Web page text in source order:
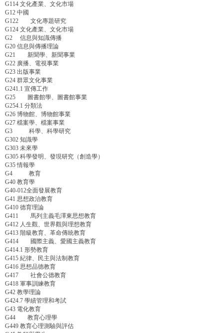
G114 文化產業、文化市場
G12 中國
G122 文化專題研究
G124 文化產業、文化市場
G2 信息與知識傳播
G20 信息與傳播理論
G21 新聞學、新聞事業
G22 廣播、電視事業
G23 出版事業
G24 群眾文化事業
G241.1 宣傳工作
G25 圖書館學、圖書館事業
G254.1 分類法
G26 博物館、博物館事業
G27 檔案學、檔案事業
G3 科學、科學研究
G302 知識學
G303 未來學
G305 科學發明、發現研究（創造學）
G35 情報學
G4 教育
G40 教育學
G40-012全面發展教育
G41 思想政治教育
G410 德育理論
G411 馬列主義毛澤東思想教育
G412 人生觀、世界觀與理想教育
G413 階級教育、革命傳統教育
G414 國際主義、愛國主義教育
G414.1 形勢教育
G415 紀律、民主與法制教育
G416 思想品德教育
G417 社會公德教育
G418 軍事訓練教育
G42 教學理論
G424.7 學績管理和考試
G43 電化教育
G44 教育心理學
G449 教育心理測驗與評估